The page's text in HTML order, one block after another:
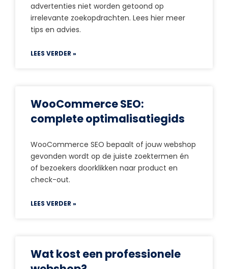
advertenties niet worden getoond op
irrelevante zoekopdrachten. Lees hier meer
tips en advies.
LEES VERDER »
WooCommerce SEO:
complete optimalisatiegids
WooCommerce SEO bepaalt of jouw webshop
gevonden wordt op de juiste zoektermen én
of bezoekers doorklikken naar product en
check-out.
LEES VERDER »
Wat kost een professionele